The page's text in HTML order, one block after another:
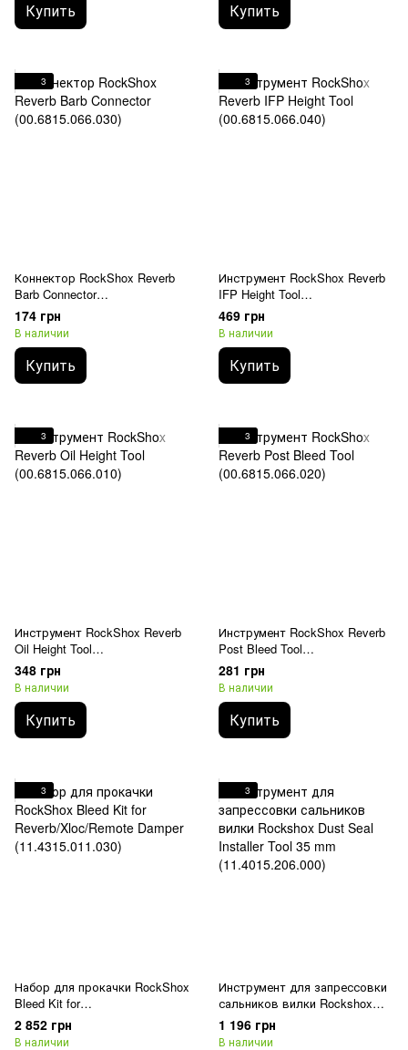
Купить Купить
3
Коннектор RockShox Reverb
Barb Connector
(00.6815.066.030)
174 грн
В наличии
Купить
3
Инструмент RockShox Reverb
IFP Height Tool
(00.6815.066.040)
469 грн
В наличии
Купить
3
Инструмент RockShox Reverb
Oil Height Tool
(00.6815.066.010)
348 грн
В наличии
Купить
3
Инструмент RockShox Reverb
Post Bleed Tool
(00.6815.066.020)
281 грн
В наличии
Купить
3
Набор для прокачки RockShox
Bleed Kit for
Reverb/Xloc/Remote Damper
(11.4315.011.030)
2 852 грн
В наличии
3
Инструмент для запрессовки
сальников вилки Rockshox
Dust Seal Installer Tool 35 mm
(11.4015.206.000)
1 196 грн
В наличии